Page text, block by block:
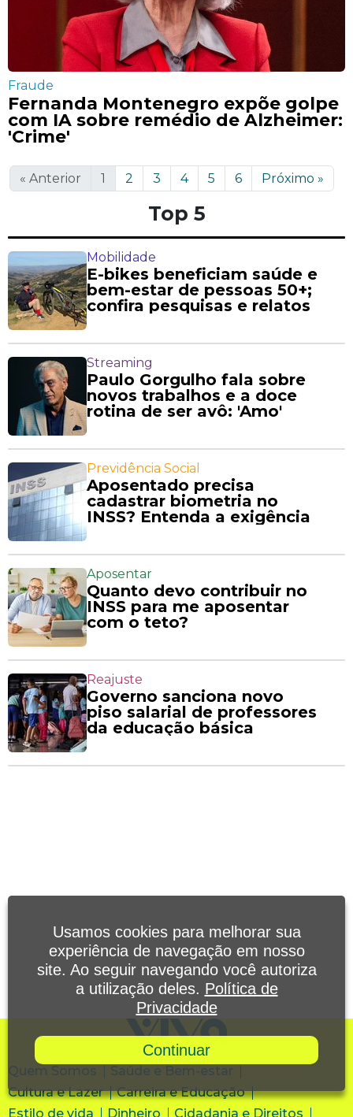
Fraude
Fernanda Montenegro expõe golpe
com IA sobre remédio de Alzheimer:
'Crime'
« Anterior 1 2 3 4 5 6 Próximo »
Top 5
Mobilidade
E-bikes beneficiam saúde e
bem-estar de pessoas 50+;
confira pesquisas e relatos
Streaming
Paulo Gorgulho fala sobre
novos trabalhos e a doce
rotina de ser avô: 'Amo'
Previdência Social
Aposentado precisa
cadastrar biometria no
INSS? Entenda a exigência
Aposentar
Quanto devo contribuir no
INSS para me aposentar
com o teto?
Reajuste
Governo sanciona novo
piso salarial de professores
da educação básica
Quem Somos
Saúde e Bem-estar
Cultura e Lazer
Carreira e Educação
Estilo de vida
Dinheiro Cidadania e Direitos
Usamos cookies para melhorar sua
experiência de navegação em nosso
site. Ao seguir navegando você autoriza
a utilização deles. Política de
Privacidade
Continuar